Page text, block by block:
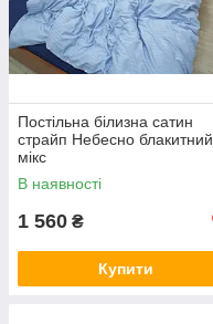
Постільна білизна сатин
страйп Небесно блакитний
мікс
В наявності
1 560 ₴
Купити